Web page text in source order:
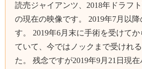
読売ジャイアンツ、2018年ドラフ
の現在の映像です。 2019年7月以降
す。 2019年6月末に手術を受けて
ていて、今ではノックまで受けれ
た。 残念ですが2019年9月21日現